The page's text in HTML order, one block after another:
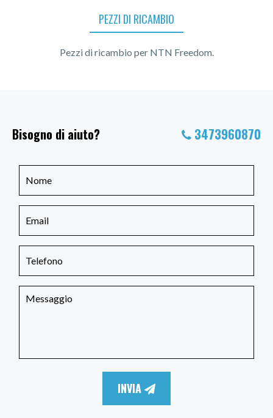
PEZZI DI RICAMBIO
Pezzi di ricambio per NTN Freedom.
Bisogno di aiuto? 3473960870
INVIA